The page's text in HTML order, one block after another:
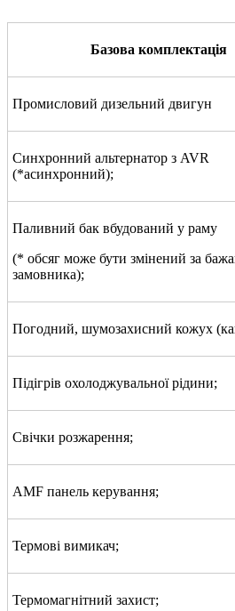
Базова комплектація
Промисловий дизельний двигун
Синхронний альтернатор з AVR
(*асинхронний);
Паливний бак вбудований у раму
(* обсяг може бути змінений за
замовника);
Погодний, шумозахисний кожух
Підігрів охолоджувальної рідини;
Свічки розжарення;
AMF панель керування;
Термові вимикач;
Термомагнітний захист;